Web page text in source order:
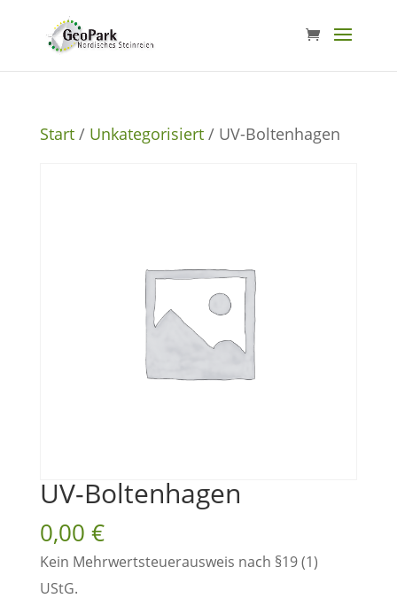
Start/ Unkategorisiert/ UV-Boltenhagen
UV-Boltenhagen
0,00 €
Kein Mehrwertsteuerausweis nach §19 (1)
UStG.